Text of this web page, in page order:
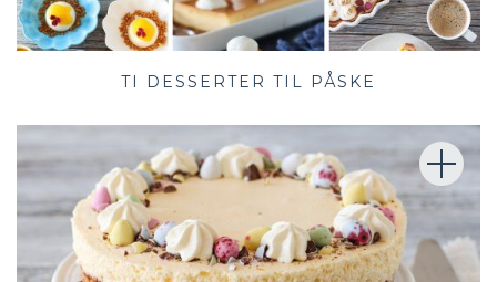
TI DESSERTER TIL PÅSKE